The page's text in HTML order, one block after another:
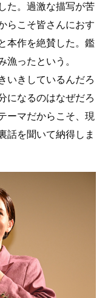
た。過激な描写が苦
らこそ皆さんにおす
本作を絶賛した。鑑
漁ったという。
いきしているんだろ
になるのはなぜだろ
ーマだからこそ、現
話を聞いて納得しま